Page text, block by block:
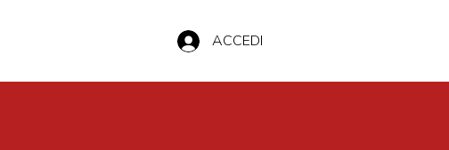
ACCEDI